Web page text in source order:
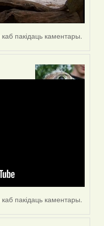
каб пакідаць каментары.
каб пакідаць каментары.